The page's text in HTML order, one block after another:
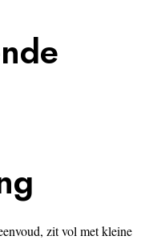
zit vol met kleine